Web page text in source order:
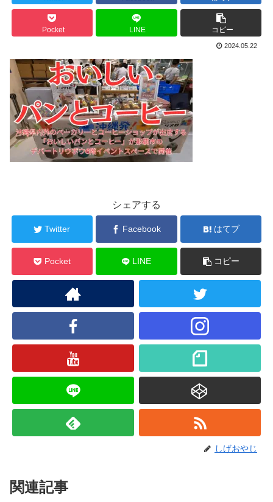
Pocket LINE コピー
2024.05.22
シェアする
Twitter Facebook はてブ
Pocket LINE コピー
しげおやじ
関連記事